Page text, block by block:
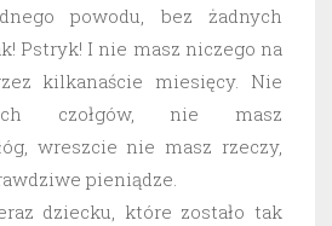
powodu, bez żadnych
Pstryk! I nie masz niczego na
kilkanaście miesięcy. Nie
czołgów, nie masz
wreszcie nie masz rzeczy,
pieniądze.
dziecku, które zostało tak